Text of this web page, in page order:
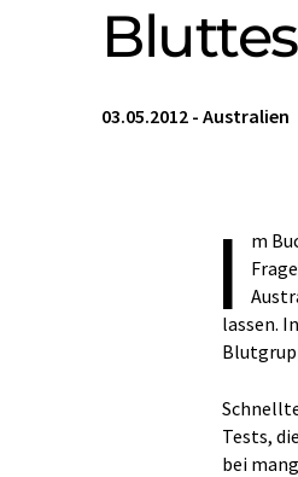
03.05.2012 - Australien
I
m
lassen.
Tests,
bei